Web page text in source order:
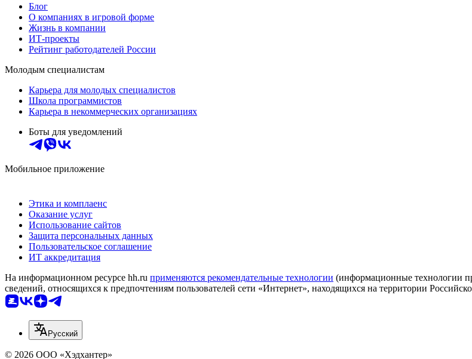
Блог
О компаниях в игровой форме
Жизнь в компании
ИТ-проекты
Рейтинг работодателей России
Молодым специалистам
Карьера для молодых специалистов
Школа программистов
Карьера в некоммерческих организациях
Боты для уведомлений
Мобильное приложение
Этика и комплаенс
Оказание услуг
Использование сайтов
Защита персональных данных
Пользовательское соглашение
ИТ аккредитация
На информационном ресурсе hh.ru применяются рекомендательные технологии (информационные технологии
сведений, относящихся к предпочтениям пользователей сети «Интернет», находящихся на территории
Русский
© 2026 ООО «Хэдхантер»